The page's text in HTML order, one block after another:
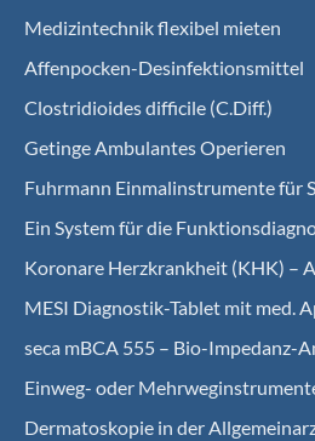
Medizintechnik flexibel mieten
Affenpocken-Desinfektionsmittel
Clostridioides difficile (C.Diff.)
Getinge Ambulantes Operieren
Fuhrmann Einmalinstrumente für
Ein System für die
Koro­nare Herz­krank­heit (KHK) –
MESI Diagnostik-Tablet mit med.
seca mBCA 555 – Bio-Impedanz-
Einweg- oder
Dermatoskopie in der